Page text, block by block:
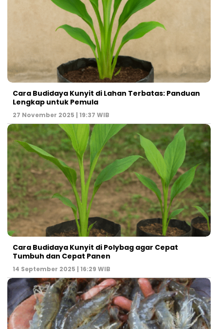
Cara Budidaya Kunyit di Lahan Terbatas: Panduan
Lengkap untuk Pemula
27 November 2025 | 19:37 WIB
Cara Budidaya Kunyit di Polybag agar Cepat
Tumbuh dan Cepat Panen
14 September 2025 | 16:29 WIB